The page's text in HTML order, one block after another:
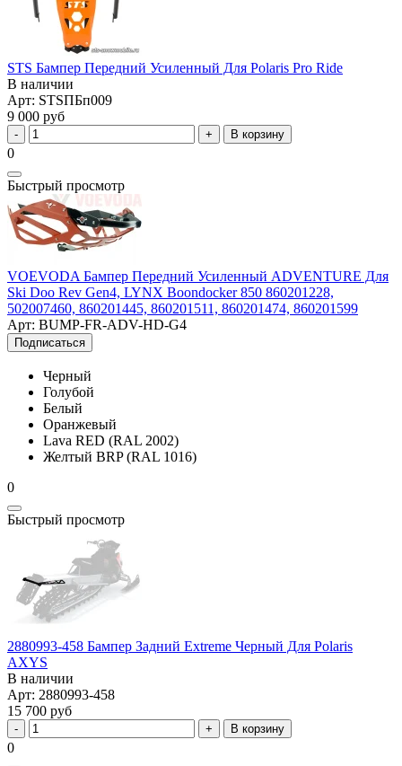
STS Бампер Передний Усиленный Для Polaris Pro Ride
В наличии
Арт: STSПБп009
9 000 руб
В корзину
0
Быстрый просмотр
VOEVODA Бампер Передний Усиленный ADVENTURE Для
Ski Doo Rev Gen4, LYNX Boondocker 850 860201228,
502007460, 860201445, 860201511, 860201474, 860201599
Арт: BUMP-FR-ADV-HD-G4
Подписаться
Черный
Голубой
Белый
Оранжевый
Lava RED (RAL 2002)
Желтый BRP (RAL 1016)
0
Быстрый просмотр
2880993-458 Бампер Задний Extreme Черный Для Polaris
AXYS
В наличии
Арт: 2880993-458
15 700 руб
В корзину
0